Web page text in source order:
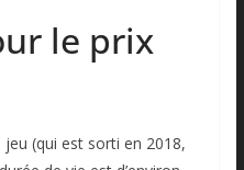
le prix
(qui est sorti en 2018,